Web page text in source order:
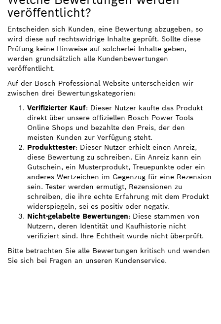
veröffentlicht?
Entscheiden sich Kunden, eine Bewertung abzugeben, so
wird diese auf rechtswidrige Inhalte geprüft. Sollte diese
Prüfung keine Hinweise auf solcherlei Inhalte geben,
werden grundsätzlich alle Kundenbewertungen
veröffentlicht.
Auf der Bosch Professional Website unterscheiden wir
zwischen drei Bewertungskategorien:
Verifizierter Kauf: Dieser Nutzer kaufte das Produkt
direkt über unsere offiziellen Bosch Power Tools
Online Shops und bezahlte den Preis, der den
meisten Kunden zur Verfügung steht.
Produkttester: Dieser Nutzer erhielt einen Anreiz,
diese Bewertung zu schreiben. Ein Anreiz kann ein
Gutschein, ein Musterprodukt, Treuepunkte oder ein
anderes Wertzeichen im Gegenzug für eine Rezension
sein. Tester werden ermutigt, Rezensionen zu
schreiben, die ihre echte Erfahrung mit dem Produkt
widerspiegeln, sei es positiv oder negativ.
Nicht-gelabelte Bewertungen: Diese stammen von
Nutzern, deren Identität und Kaufhistorie nicht
verifiziert sind. Ihre Echtheit wurde nicht überprüft.
Bitte betrachten Sie alle Bewertungen kritisch und wenden
Sie sich bei Fragen an unseren Kundenservice.